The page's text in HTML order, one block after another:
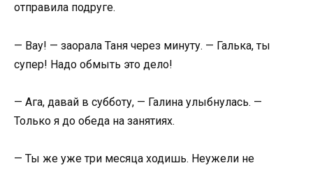
отправила подруге.
— Вау! — заорала Таня через минуту. — Галька, ты
супер! Надо обмыть это дело!
— Ага, давай в субботу, — Галина улыбнулась. —
Только я до обеда на занятиях.
— Ты же уже три месяца ходишь. Неужели не